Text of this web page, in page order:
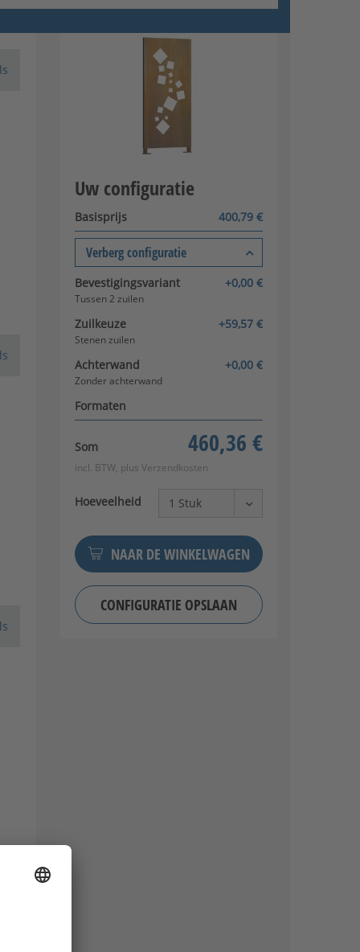
Uw configuratie
Basisprijs 400,79 €
Verberg configuratie
Bevestigingsvariant +0,00 €
Tussen 2 zuilen
Zuilkeuze +59,57 €
Stenen zuilen
Achterwand +0,00 €
Zonder achterwand
Formaten
Som 460,36 €
incl. BTW, plus Verzendkosten
Hoeveelheid
NAAR DE WINKELWAGEN
CONFIGURATIE OPSLAAN